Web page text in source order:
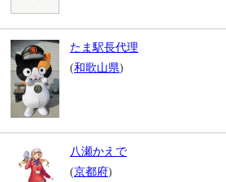
たま駅長代理
(和歌山県)
八瀬かえで
(京都府)